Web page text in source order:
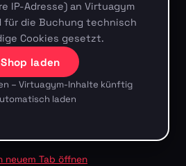
IP-Adresse) an Virtuagym
für die Buchung technisch
Cookies gesetzt.
Shop laden
– Virtuagym-Inhalte künftig
laden
neuem Tab öffnen